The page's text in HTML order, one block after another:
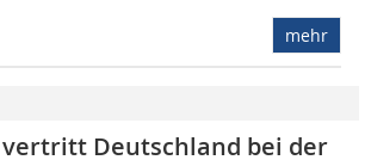
mehr
vertritt Deutschland bei der